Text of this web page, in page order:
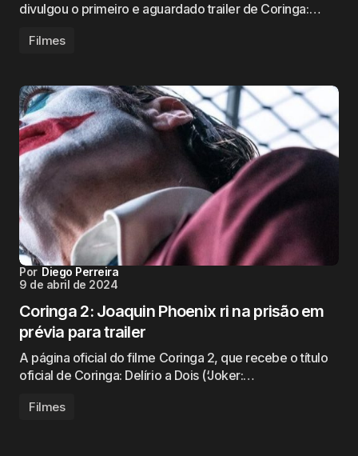
divulgou o primeiro e aguardado trailer de Coringa:…
Filmes
Por Diego Perreira
9 de abril de 2024
Coringa 2: Joaquin Phoenix ri na prisão em
prévia para trailer
A página oficial do filme Coringa 2, que recebe o título
oficial de Coringa: Delírio a Dois (‘Joker:…
Filmes